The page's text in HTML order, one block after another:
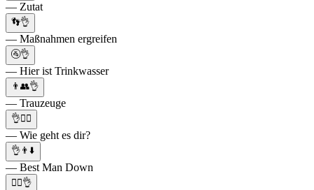
— Zutat
👣👌
— Maßnahmen ergreifen
🚰👌
— Hier ist Trinkwasser
👨👥👌
— Trauzeuge
👌👈🏻
— Wie geht es dir?
👌👨⬇️
— Best Man Down
🤵‍♂️👌